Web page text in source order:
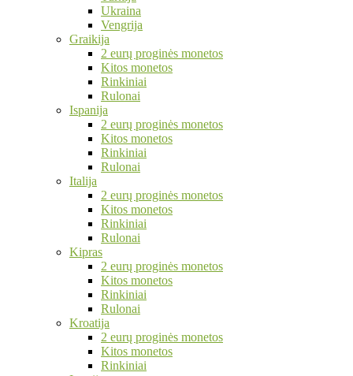
Ukraina
Vengrija
Graikija
2 eurų proginės monetos
Kitos monetos
Rinkiniai
Rulonai
Ispanija
2 eurų proginės monetos
Kitos monetos
Rinkiniai
Rulonai
Italija
2 eurų proginės monetos
Kitos monetos
Rinkiniai
Rulonai
Kipras
2 eurų proginės monetos
Kitos monetos
Rinkiniai
Rulonai
Kroatija
2 eurų proginės monetos
Kitos monetos
Rinkiniai